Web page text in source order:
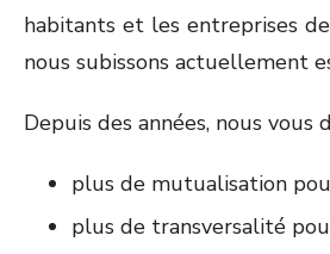
habitants et les entreprises
nous subissons actuellement
Depuis des années, nous vous
plus de mutualisation
plus de transversalité